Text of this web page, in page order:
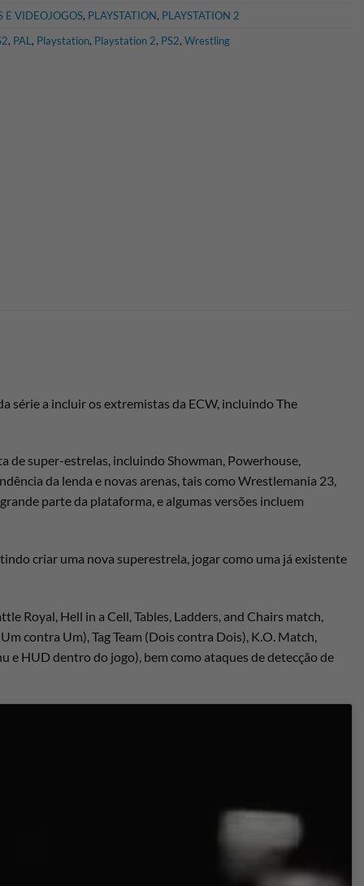
E VIDEOJOGOS, PLAYSTATION, PLAYSTATION 2
, PAL , Playstation, Playstation 2, PS2, Wrestling
série a incluir os extremistas da ECW, incluindo The
de super-estrelas, incluindo Showman, Powerhouse,
da lenda e novas arenas, tais como Wrestlemania 23,
parte da plataforma, e algumas versões incluem
criar uma nova superestrela, jogar como uma já existente
Royal, Hell in a Cell, Tables, Ladders, and Chairs match,
contra Um), Tag Team (Dois contra Dois), K.O. Match,
e HUD dentro do jogo), bem como ataques de detecção de